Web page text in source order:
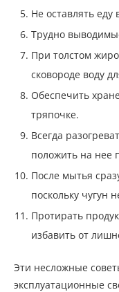
Не оставлять еду
Трудно
При толстом
сковороде воду
Обеспечить
тряпочке.
Всегда
положить на нее
После мытья
поскольку чугун
Протирать
избавить от
Эти несложные
эксплуатационные